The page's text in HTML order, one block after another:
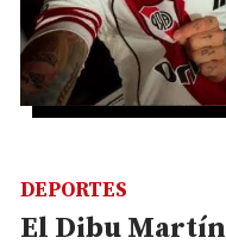
El Dibu
DEPORTES